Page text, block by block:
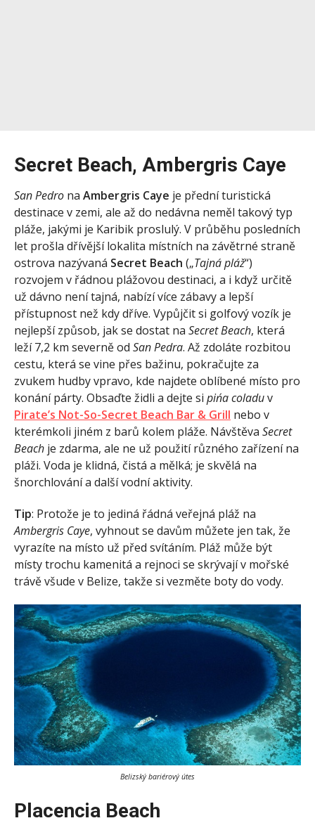
Secret Beach, Ambergris Caye
San Pedro na Ambergris Caye je přední turistická
destinace v zemi, ale až do nedávna neměl takový typ
pláže, jakými je Karibik proslulý. V průběhu posledních
let prošla dřívější lokalita místních na závětrné straně
ostrova nazývaná Secret Beach („Tajná pláž“)
rozvojem v řádnou plážovou destinaci, a i když určitě
už dávno není tajná, nabízí více zábavy a lepší
přístupnost než kdy dříve. Vypůjčit si golfový vozík je
nejlepší způsob, jak se dostat na Secret Beach, která
leží 7,2 km severně od San Pedra. Až zdoláte rozbitou
cestu, která se vine přes bažinu, pokračujte za
zvukem hudby vpravo, kde najdete oblíbené místo pro
konání párty. Obsaďte židli a dejte si pińa coladuv
Pirate’s Not-So-Secret Beach Bar & Grill nebo v
kterémkoli jiném z barů kolem pláže. Návštěva Secret
Beach je zdarma, ale ne už použití různého zařízení na
pláži. Voda je klidná, čistá a mělká; je skvělá na
šnorchlování a další vodní aktivity.
Tip: Protože je to jediná řádná veřejná pláž na
Ambergris Caye, vyhnout se davům můžete jen tak, že
vyrazíte na místo už před svítáním. Pláž může být
místy trochu kamenitá a rejnoci se skrývají v mořské
trávě všude v Belize, takže si vezměte boty do vody.
Belizský bariérový útes
Placencia Beach